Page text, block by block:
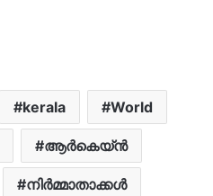
kerala World
ആർകെയ്‌ൻ
നിർമ്മാതാക്കൾ